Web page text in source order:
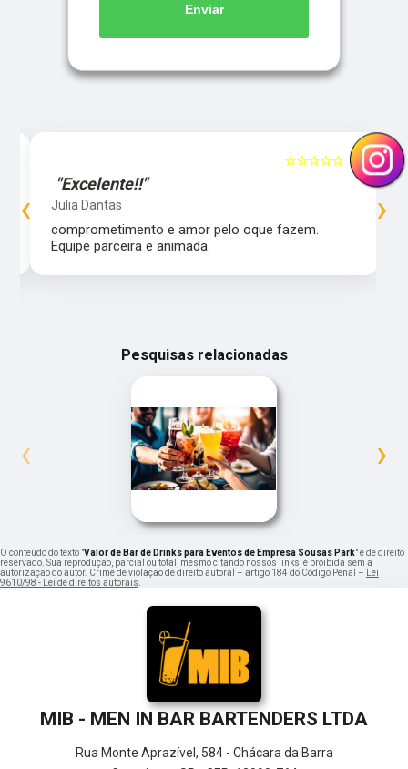
Enviar
5
☆☆☆☆☆
"Excelente!!"
Julia Dantas
comprometimento e amor pelo oque fazem.
Equipe parceira e animada.
‹ ›
Pesquisas relacionadas
‹ ›
O conteúdo do texto "Valor de Bar de Drinks para Eventos de Empresa Sousas Park" é de direito
reservado. Sua reprodução, parcial ou total, mesmo citando nossos links, é proibida sem a
autorização do autor. Crime de violação de direito autoral – artigo 184 do Código Penal –
Lei
9610/98 - Lei de direitos autorais
MIB - MEN IN BAR BARTENDERS LTDA
Rua Monte Aprazível, 584 - Chácara da Barra